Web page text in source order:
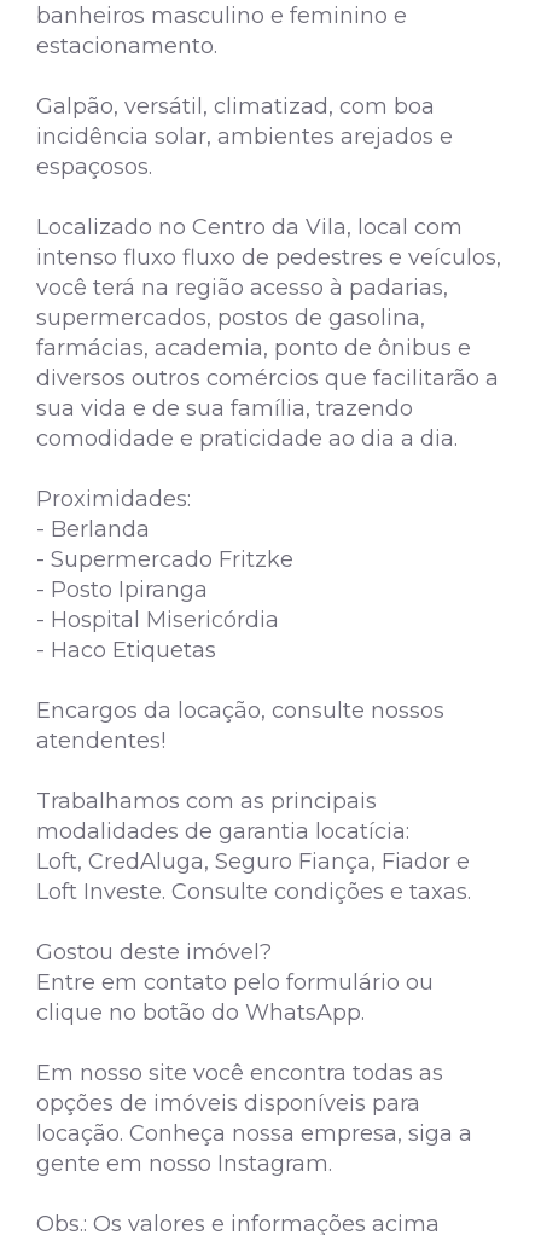
banheiros masculino e feminino e
estacionamento.
Galpão, versátil, climatizad, com boa
incidência solar, ambientes arejados e
espaçosos.
Localizado no Centro da Vila, local com
intenso fluxo fluxo de pedestres e veículos,
você terá na região acesso à padarias,
supermercados, postos de gasolina,
farmácias, academia, ponto de ônibus e
diversos outros comércios que facilitarão a
sua vida e de sua família, trazendo
comodidade e praticidade ao dia a dia.
Proximidades:
- Berlanda
- Supermercado Fritzke
- Posto Ipiranga
- Hospital Misericórdia
- Haco Etiquetas
Encargos da locação, consulte nossos
atendentes!
Trabalhamos com as principais
modalidades de garantia locatícia:
Loft, CredAluga, Seguro Fiança, Fiador e
Loft Investe. Consulte condições e taxas.
Gostou deste imóvel?
Entre em contato pelo formulário ou
clique no botão do WhatsApp.
Em nosso site você encontra todas as
opções de imóveis disponíveis para
locação. Conheça nossa empresa, siga a
gente em nosso Instagram.
Obs.: Os valores e informações acima